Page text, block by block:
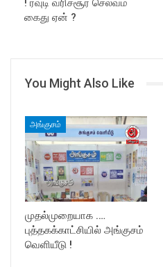
! ரவுடி வரிச்சூர் செல்வம்
கைது ஏன் ?
You Might Also Like
அங்குசம்
முதல்முறையாக .…
புத்தகக்காட்சியில் அங்குசம்
வெளியீடு !